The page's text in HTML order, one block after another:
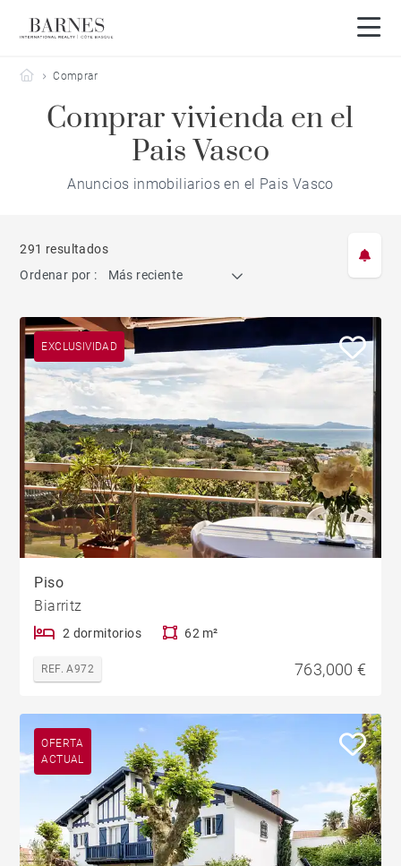
Barnes Côte Basque
Comprar
Comprar vivienda en el
Pais Vasco
Anuncios inmobiliarios en el Pais Vasco
291 resultados
Ordenar por :
Más reciente
EXCLUSIVIDAD
Piso
Biarritz
2 dormitorios 62 m²
REF. A972 763,000 €
OFERTA
ACTUAL